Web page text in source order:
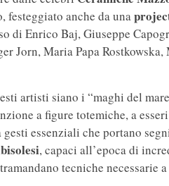
festeggiato anche da una
di Enrico Baj, Giuseppe
Jorn, Maria Papa
artisti siano i “maghi del
a figure totemiche, a
essenziali che portano
, capaci all’epoca di
tecniche necessarie